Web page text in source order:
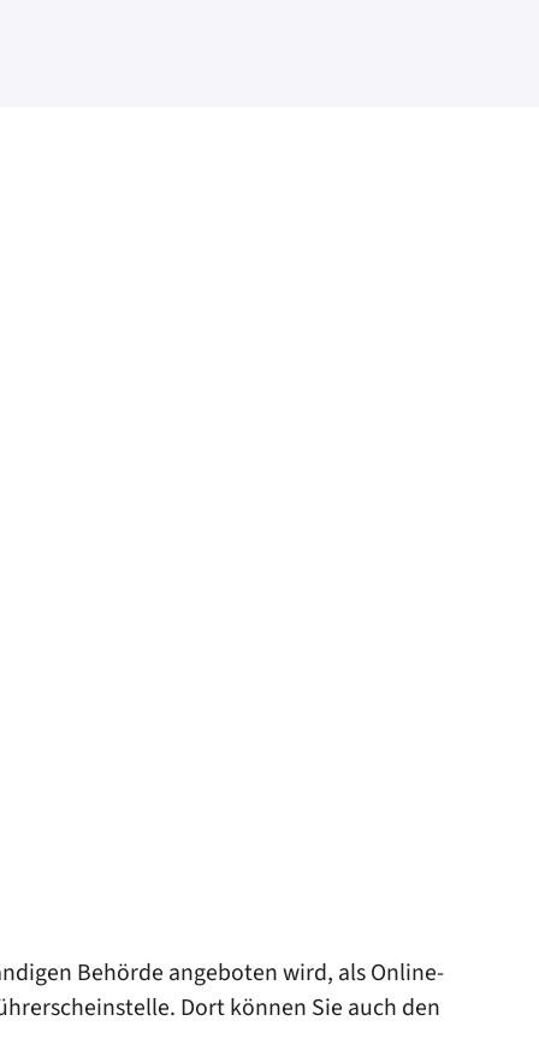
Behörde angeboten wird, als Online-
Dort können Sie auch den